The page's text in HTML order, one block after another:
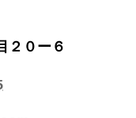
２０ー６